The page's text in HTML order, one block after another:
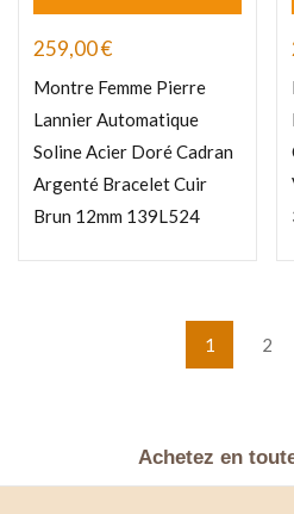
259,00€
Montre Femme Pierre
Lannier Automatique
Soline Acier Doré Cadran
Argenté Bracelet Cuir
Brun 12mm 139L524
1 2
Achetez en